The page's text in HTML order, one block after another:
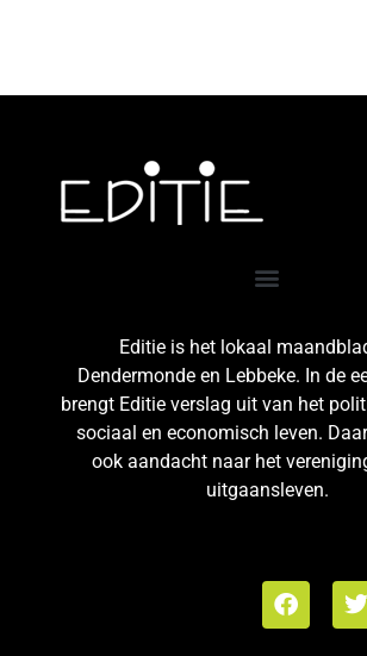
Editie is het lokaal
Dendermonde en Lebbeke. In de
brengt Editie verslag uit van het
sociaal en economisch leven.
ook aandacht naar het
uitgaansleven.